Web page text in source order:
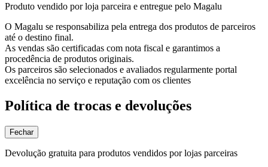
Produto vendido por loja parceira e entregue pelo Magalu
O Magalu se responsabiliza pela entrega dos produtos de parceiros
até o destino final.
As vendas são certificadas com nota fiscal e garantimos a
procedência de produtos originais.
Os parceiros são selecionados e avaliados regularmente portal
excelência no serviço e reputação com os clientes
Política de trocas e devoluções
Fechar
Devolução gratuita para produtos vendidos por lojas parceiras